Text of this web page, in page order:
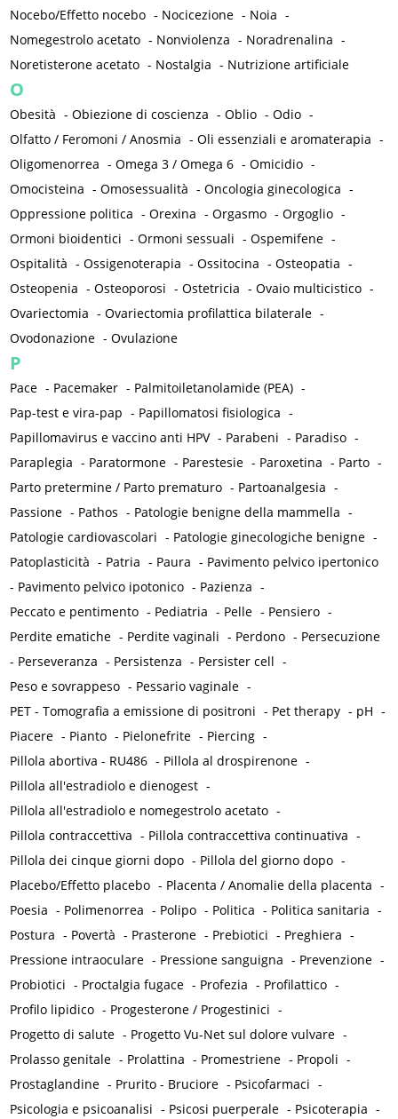
Nocebo/Effetto nocebo - Nocicezione - Noia -
Nomegestrolo acetato - Nonviolenza - Noradrenalina -
Noretisterone acetato - Nostalgia - Nutrizione artificiale
O
Obesità -Obiezione di coscienza -Oblio -Odio -
Olfatto / Feromoni / Anosmia -Oli essenziali e aromaterapia -
Oligomenorrea -Omega 3 / Omega 6 -Omicidio -
Omocisteina -Omosessualità -Oncologia ginecologica -
Oppressione politica -Orexina -Orgasmo -Orgoglio -
Ormoni bioidentici -Ormoni sessuali -Ospemifene -
Ospitalità -Ossigenoterapia -Ossitocina -Osteopatia -
Osteopenia -Osteoporosi -Ostetricia -Ovaio multicistico -
Ovariectomia -Ovariectomia profilattica bilaterale -
Ovodonazione -Ovulazione
P
Pace - Pacemaker - Palmitoiletanolamide (PEA) -
Pap-test e vira-pap - Papillomatosi fisiologica -
Papillomavirus e vaccino anti HPV - Parabeni - Paradiso -
Paraplegia - Paratormone - Parestesie - Paroxetina - Parto -
Parto pretermine / Parto prematuro - Partoanalgesia -
Passione - Pathos - Patologie benigne della mammella -
Patologie cardiovascolari - Patologie ginecologiche benigne -
Patoplasticità - Patria - Paura - Pavimento pelvico ipertonico
- Pavimento pelvico ipotonico - Pazienza -
Peccato e pentimento - Pediatria - Pelle - Pensiero -
Perdite ematiche - Perdite vaginali - Perdono - Persecuzione
- Perseveranza - Persistenza - Persister cell -
Peso e sovrappeso - Pessario vaginale -
PET - Tomografia a emissione di positroni - Pet therapy - pH -
Piacere - Pianto - Pielonefrite - Piercing -
Pillola abortiva - RU486 - Pillola al drospirenone -
Pillola all'estradiolo e dienogest -
Pillola all'estradiolo e nomegestrolo acetato -
Pillola contraccettiva - Pillola contraccettiva continuativa -
Pillola dei cinque giorni dopo - Pillola del giorno dopo -
Placebo/Effetto placebo - Placenta / Anomalie della placenta -
Poesia - Polimenorrea - Polipo - Politica - Politica sanitaria -
Postura - Povertà - Prasterone - Prebiotici - Preghiera -
Pressione intraoculare - Pressione sanguigna - Prevenzione -
Probiotici - Proctalgia fugace - Profezia - Profilattico -
Profilo lipidico - Progesterone / Progestinici -
Progetto di salute - Progetto Vu-Net sul dolore vulvare -
Prolasso genitale - Prolattina - Promestriene - Propoli -
Prostaglandine - Prurito - Bruciore - Psicofarmaci -
Psicologia e psicoanalisi - Psicosi puerperale - Psicoterapia -